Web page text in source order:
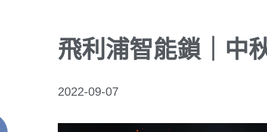
飛利浦智能鎖｜中
2022-09-07